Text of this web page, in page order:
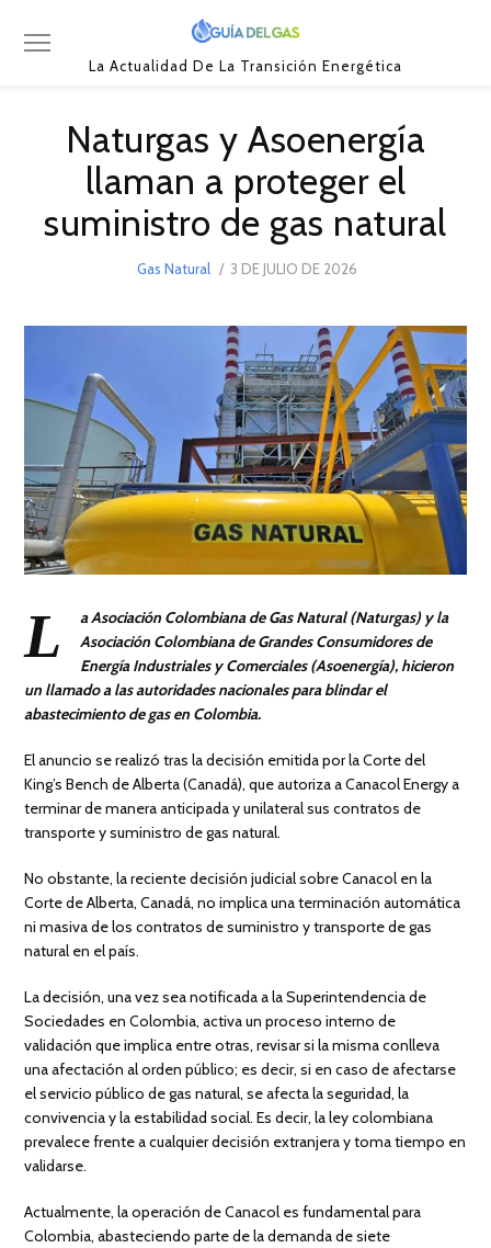
La Actualidad De La Transición Energética
Naturgas y Asoenergía
llaman a proteger el
suministro de gas natural
Gas Natural
POSTED
3 DE JULIO DE 2026
2026
L
a Asociación Colombiana de Gas Natural (Naturgas) y la
Asociación Colombiana de Grandes Consumidores de
Energía Industriales y Comerciales (Asoenergía), hicieron
un llamado a las autoridades nacionales para blindar el
abastecimiento de gas en Colombia.
El anuncio se realizó tras la decisión emitida por la Corte del
King’s Bench de Alberta (Canadá), que autoriza a Canacol Energy a
terminar de manera anticipada y unilateral sus contratos de
transporte y suministro de gas natural.
No obstante, la reciente decisión judicial sobre Canacol en la
Corte de Alberta, Canadá, no implica una terminación automática
ni masiva de los contratos de suministro y transporte de gas
natural en el país.
La decisión, una vez sea notificada a la Superintendencia de
Sociedades en Colombia, activa un proceso interno de
validación que implica entre otras, revisar si la misma conlleva
una afectación al orden público; es decir, si en caso de afectarse
el servicio público de gas natural, se afecta la seguridad, la
convivencia y la estabilidad social. Es decir, la ley colombiana
prevalece frente a cualquier decisión extranjera y toma tiempo en
validarse.
Actualmente, la operación de Canacol es fundamental para
Colombia, abasteciendo parte de la demanda de siete